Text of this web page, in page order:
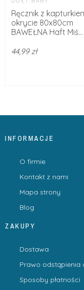
Ręcznik z
okrycie 80x80cm
BAWEŁNA Haft Miś...
44,99 zł
INFORMACJE
O firmie
Kontakt z nami
Mapa strony
Blog
ZAKUPY
Dostawa
Prawo odstąpienia
Sposoby płatności